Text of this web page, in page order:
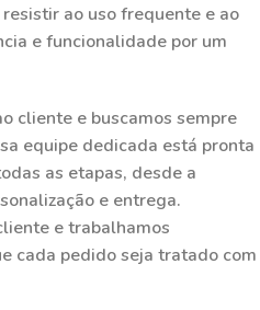
ao uso frequente e ao
e funcionalidade por um
cliente e buscamos sempre
equipe dedicada está pronta
as etapas, desde a
e entrega.
e trabalhamos
cada pedido seja tratado com